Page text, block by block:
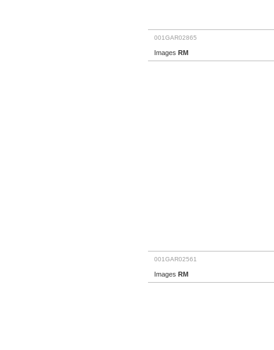
001GAR02865
Images RM
001GAR02561
Images RM